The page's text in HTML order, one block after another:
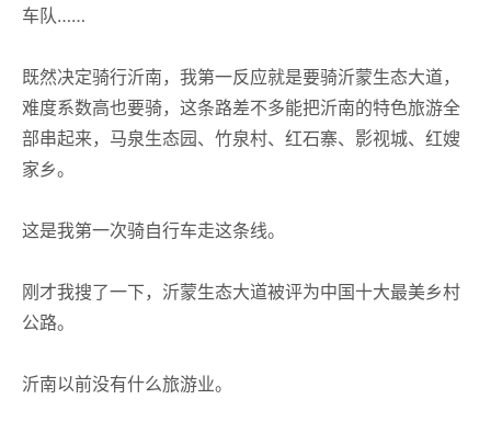
车队……
既然决定骑行沂南，我第一反应就是要骑沂蒙生态大道，
难度系数高也要骑，这条路差不多能把沂南的特色旅游全
部串起来，马泉生态园、竹泉村、红石寨、影视城、红嫂
家乡。
这是我第一次骑自行车走这条线。
刚才我搜了一下，沂蒙生态大道被评为中国十大最美乡村
公路。
沂南以前没有什么旅游业。